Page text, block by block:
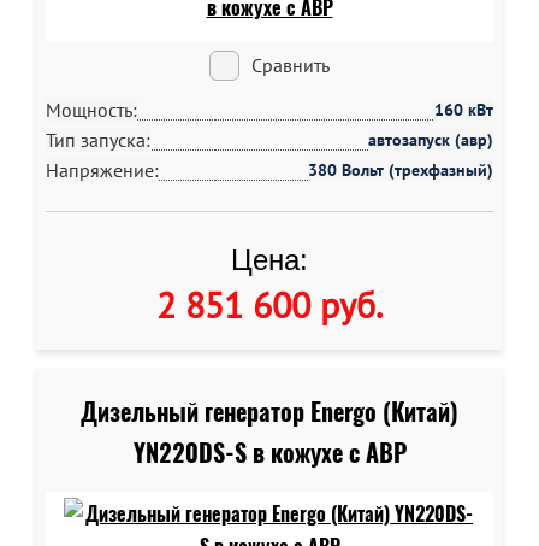
Сравнить
Мощность:
160 кВт
Тип запуска: автозапуск (авр)
Напряжение: 380 Вольт (трехфазный)
Цена:
2 851 600 руб.
Дизельный генератор Energo (Китай)
YN220DS-S в кожухе c АВР